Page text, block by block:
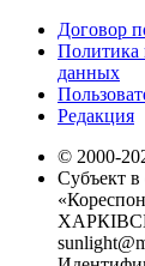
Договор
Политика
данных
Редакция
© 2000-
Субъект